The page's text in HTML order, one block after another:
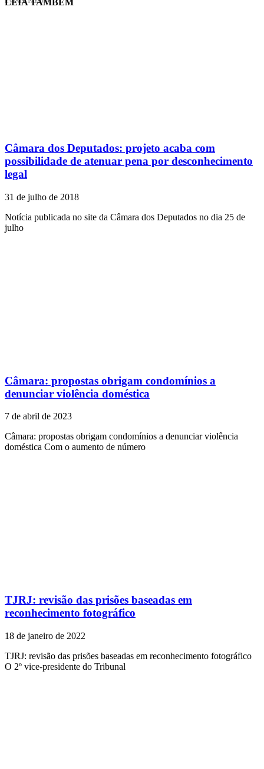
LEIA TAMBÉM
Câmara dos Deputados: projeto acaba com
possibilidade de atenuar pena por desconhecimento
legal
31 de julho de 2018
Notícia publicada no site da Câmara dos Deputados no dia 25 de
julho
Câmara: propostas obrigam condomínios a
denunciar violência doméstica
7 de abril de 2023
Câmara: propostas obrigam condomínios a denunciar violência
doméstica Com o aumento de número
TJRJ: revisão das prisões baseadas em
reconhecimento fotográfico
18 de janeiro de 2022
TJRJ: revisão das prisões baseadas em reconhecimento fotográfico
O 2º vice-presidente do Tribunal